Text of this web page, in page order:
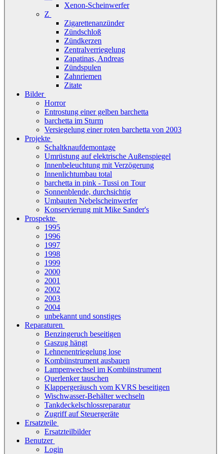
Xenon-Scheinwerfer
Z
Zigarettenanzünder
Zündschloß
Zündkerzen
Zentralverriegelung
Zapatinas, Andreas
Zündspulen
Zahnriemen
Zitate
Bilder
Horror
Entrostung einer gelben barchetta
barchetta im Sturm
Versiegelung einer roten barchetta von 2003
Projekte
Schaltknaufdemontage
Umrüstung auf elektrische Außenspiegel
Innenbeleuchtung mit Verzögerung
Innenlichtumbau total
barchetta in pink - Tussi on Tour
Sonnenblende, durchsichtig
Umbauten Nebelscheinwerfer
Konservierung mit Mike Sander's
Prospekte
1995
1996
1997
1998
1999
2000
2001
2002
2003
2004
unbekannt und sonstiges
Reparaturen
Benzingeruch beseitigen
Gaszug hängt
Lehnenentriegelung lose
Kombiinstrument ausbauen
Lampenwechsel im Kombiinstrument
Querlenker tauschen
Klappergeräusch vom KVRS beseitigen
Wischwasser-Behälter wechseln
Tankdeckelschlossreparatur
Zugriff auf Steuergeräte
Ersatzteile
Ersatzteilbilder
Benutzer
Login